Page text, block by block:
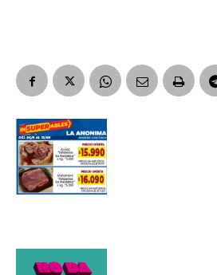
Número de teléfono